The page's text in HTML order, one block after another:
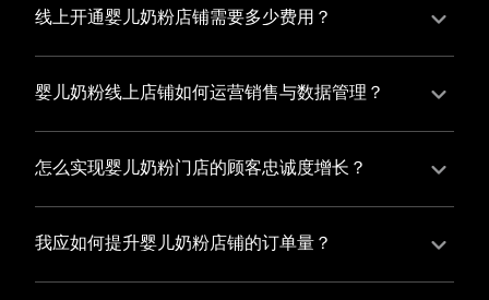
客户流失问题，通过有赞微商城、有赞小程序商城搭建
升复购率，实现业绩增长！
线上开通婴儿奶粉店铺需要多少费用？
选择有赞新零售，您可以开通婴儿奶粉店铺，快速搭建
属于您的有赞微商城，我们为您提供有赞微商城、有赞
与您共同打造独具特色的品牌，携手共创辉煌事业！
婴儿奶粉线上店铺如何运营销售与数据管理？
有赞新零售旗下的有赞微商城、有赞私域运营和有赞小
程序商城，为您的线上店铺提供一站式解决方案，从运
态。
怎么实现婴儿奶粉门店的顾客忠诚度增长？
您可以使用有赞的会员管理系统，建立自己的会员体
系，通过赠送积分、折扣等福利来吸引顾客再次购买，
度。
我应如何提升婴儿奶粉店铺的订单量？
您可以使用有赞的裂变营销功能，通过给用户发放优惠